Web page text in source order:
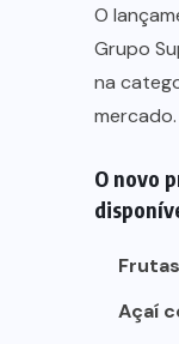
O
Grupo
na
mercado.
O novo
Açaí